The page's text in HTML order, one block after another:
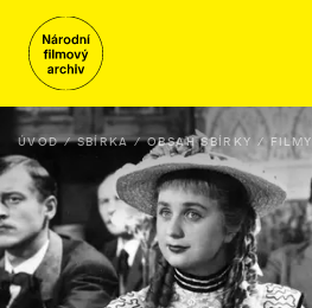
ÚVOD SBÍRKA OBSAH SBÍRKY FILMY